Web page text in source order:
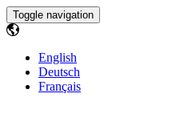
Toggle navigation
English
Deutsch
Français